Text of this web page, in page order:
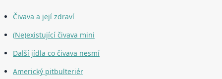
Čivava a její zdraví
(Ne)existující čivava mini
Další jídla co čivava nesmí
Americký pitbulteriér